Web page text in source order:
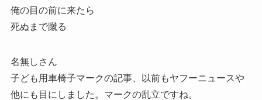
俺の目の前に来たら
死ぬまで蹴る
名無しさん
子ども用車椅子マークの記事、以前もヤフーニュースや
他にも目にしました。マークの乱立ですね。